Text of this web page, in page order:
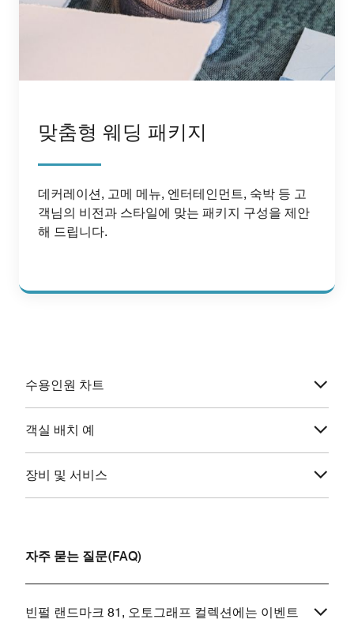
맞춤형 웨딩 패키지
데커레이션, 고메 메뉴, 엔터테인먼트, 숙박 등 고
객님의 비전과 스타일에 맞는 패키지 구성을 제안
해 드립니다.
수용인원 차트
객실 배치 예
장비 및 서비스
자주 묻는 질문(FAQ)
빈펄 랜드마크 81, 오토그래프 컬렉션에는 이벤트